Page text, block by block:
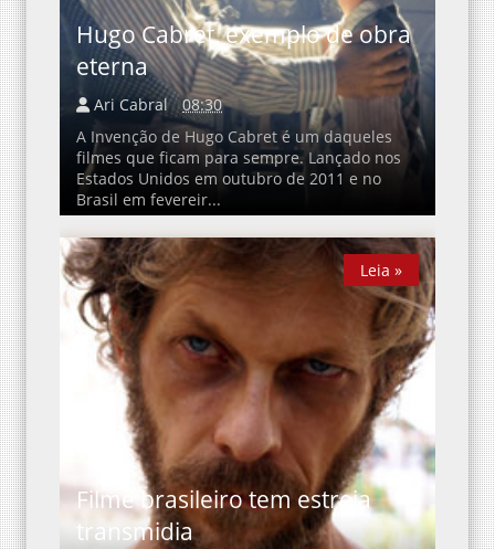
Hugo Cabret, exemplo de obra
eterna
Ari Cabral
08:30
A Invenção de Hugo Cabret é um daqueles
filmes que ficam para sempre. Lançado nos
Estados Unidos em outubro de 2011 e no
Brasil em fevereir...
Filme brasileiro tem estreia
transmidia
Leia »
Leia »